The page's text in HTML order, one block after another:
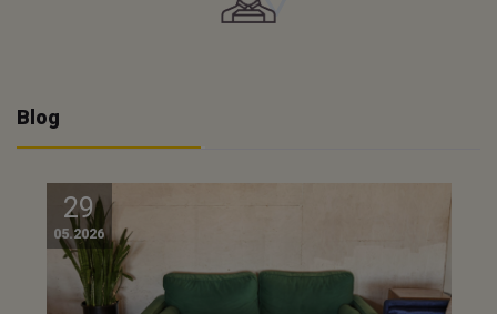
Blog
29
05.2026